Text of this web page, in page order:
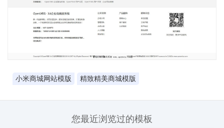
小米商城网站模版 精致精美商城模版
您最近浏览过的模板